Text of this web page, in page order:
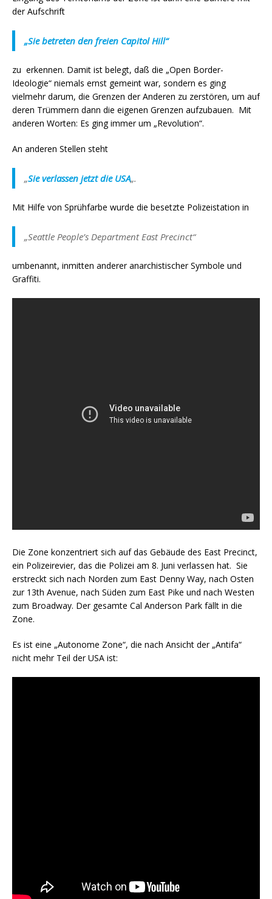
der Aufschrift
„Sie betreten den freien Capitol Hill“
zu erkennen. Damit ist belegt, daß die „Open Border-
Ideologie“ niemals ernst gemeint war, sondern es ging
vielmehr darum, die Grenzen der Anderen zu zerstören, um auf
deren Trümmern dann die eigenen Grenzen aufzubauen. Mit
anderen Worten: Es ging immer um „Revolution“.
An anderen Stellen steht
„Sie verlassen jetzt die USA„.
Mit Hilfe von Sprühfarbe wurde die besetzte Polizeistation in
„Seattle People’s Department East Precinct“
umbenannt, inmitten anderer anarchistischer Symbole und
Graffiti.
Die Zone konzentriert sich auf das Gebäude des East Precinct,
ein Polizeirevier, das die Polizei am 8. Juni verlassen hat. Sie
erstreckt sich nach Norden zum East Denny Way, nach Osten
zur 13th Avenue, nach Süden zum East Pike und nach Westen
zum Broadway. Der gesamte Cal Anderson Park fällt in die
Zone.
Es ist eine „Autonome Zone“, die nach Ansicht der „Antifa“
nicht mehr Teil der USA ist: